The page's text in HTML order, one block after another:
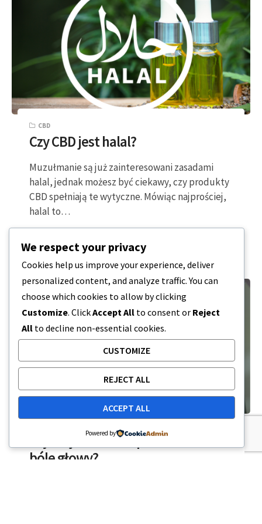
CBD
Czy CBD jest halal?
Muzułmanie są już zainteresowani zasadami
halal, jednak możesz być ciekawy, czy produkty
CBD spełniają te wytyczne. Mówiąc najprościej,
halal to…
Czy olej CBD może powodować
bóle głowy?
We respect your privacy
Cookies help us improve your experience, deliver
personalized content, and analyze traffic. You can
choose which cookies to allow by clicking
Customize. ClickAccept All to consent or Reject
All to decline non-essential cookies.
CUSTOMIZE
REJECT ALL
ACCEPT ALL
Powered by